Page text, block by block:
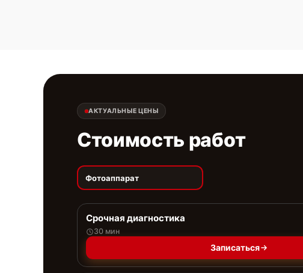
АКТУАЛЬНЫЕ ЦЕНЫ
Стоимость работ
Фотоаппарат
Срочная диагностика
30 мин
Записаться